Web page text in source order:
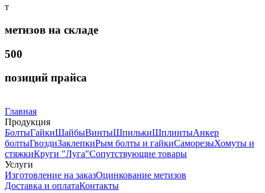
т
метизов на складе
500
позиций прайса
Главная
Продукция
БолтыГайкиШайбыВинтыШпилькиШплинтыАнкер
болтыГвоздиЗаклепкиРым болты и гайкиСаморезыХомуты и
стяжкиКруги "Луга"Сопутствующие товары
Услуги
Изготовление на заказОцинкование метизов
Доставка и оплатаКонтакты